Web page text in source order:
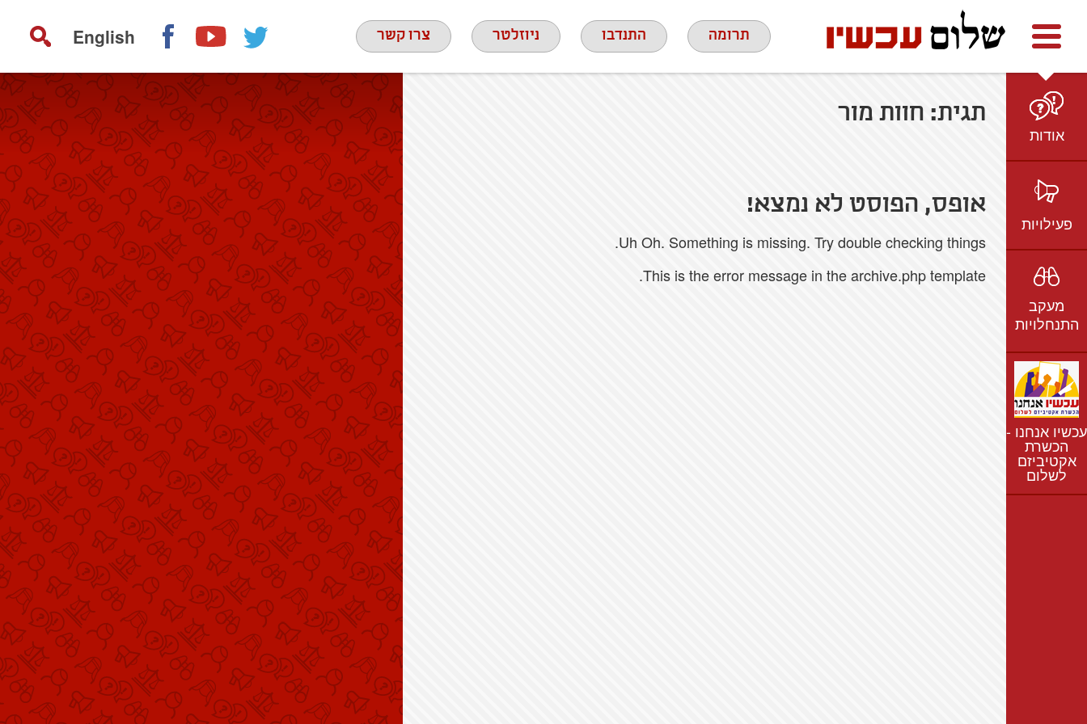
תרומה התנדבו ניוזלטר צרו קשר English Facebookyoutube twitter
אודות
הצוות
חזון ועמדות
אמיל גרינצווייג
שקיפות
פעילויות
ברשת
בתקשורת
וידאו
מעקב
התנחלויות
נתונים
חדשות
נושאים
רשימת התנחלויות
מפת התנחלויות
עכשיו אנחנו -
הכשרת
אקטיביזם
לשלום
תגית: חוות מור
אופס, הפוסט לא נמצא!
Uh Oh. Something is missing. Try double checking things.
This is the error message in the archive.php template.